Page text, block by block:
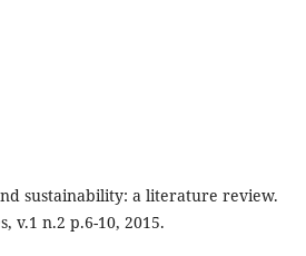
sustainability: a literature review.
v.1 n.2 p.6-10, 2015.